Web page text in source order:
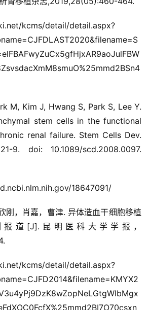
kcms/detail/detail.aspx?
M, Kim J, Hwang S, Park S, Lee Y.
stem cells in the functional
renal failure. Stem Cells Dev.
9. doi: 10.1089/scd.2008.0097.
18647091/
刚，肖嘉，曹津. 异体造血干细胞移植
道[J].昆明医科大学学报，
kcms/detail/detail.aspx?